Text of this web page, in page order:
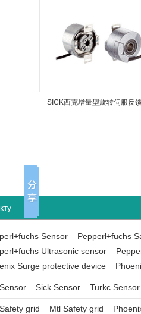
SICK西克增量型旋转伺服反
Sensor
Pepperl+fuchs
Ultrasonic sensor
Surge protective device
Sick Sensor Turkc Sensor
grid Mtl Safety grid